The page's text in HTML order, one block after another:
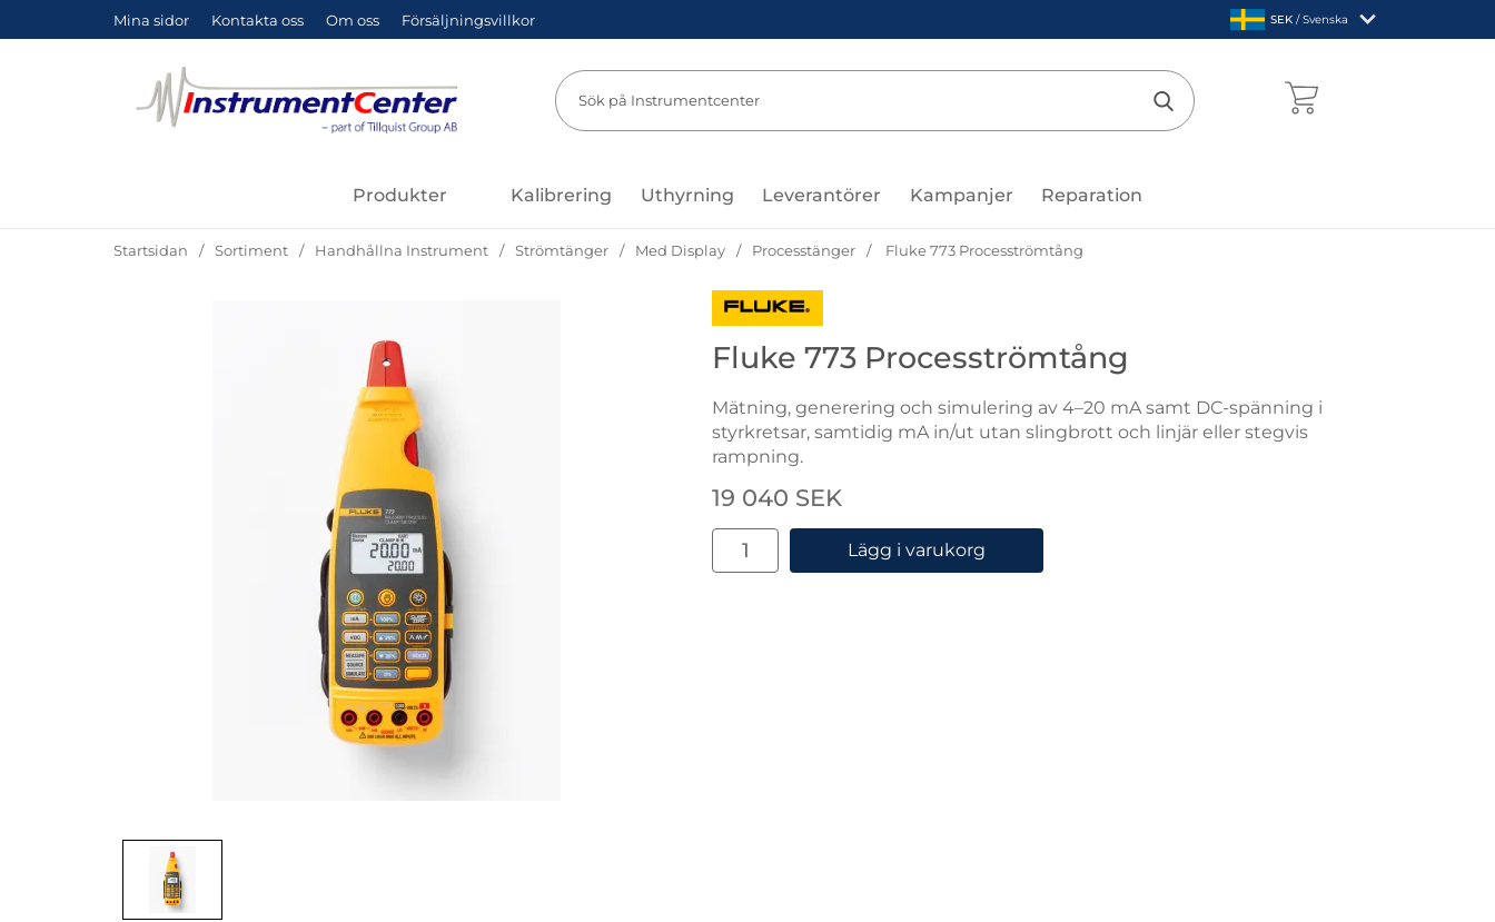
Mina sidor Kontakta oss Om oss Försäljningsvillkor Sverige
,SEK / Svenska
Sök
Genomför sökning
Produkter Kalibrering Uthyrning Leverantörer Kampanjer Reparation
Startsidan Sortiment Handhållna Instrument Strömtänger Med Display Processtänger Fluke 773 Procesströmtång
Gå till varumärkessidan för Fluke
Fluke 773 Procesströmtång
Mätning, generering och simulering av 4–20 mA samt DC-spänning i
styrkretsar, samtidig mA in/ut utan slingbrott och linjär eller stegvis
rampning.
Handla denna produkt Fluke 773 Procesströmtång
pris
19 040 SEK
antal
Lägg i varukorg